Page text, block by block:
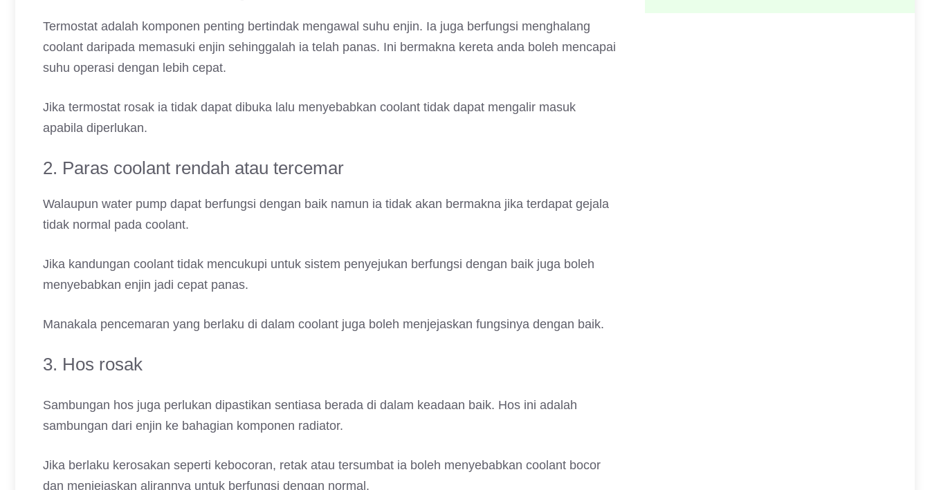
Termostat adalah komponen penting bertindak mengawal suhu enjin. Ia juga berfungsi menghalang
coolant daripada memasuki enjin sehinggalah ia telah panas. Ini bermakna kereta anda boleh mencapai
suhu operasi dengan lebih cepat.
Jika termostat rosak ia tidak dapat dibuka lalu menyebabkan coolant tidak dapat mengalir masuk
apabila diperlukan.
2. Paras coolant rendah atau tercemar
Walaupun water pump dapat berfungsi dengan baik namun ia tidak akan bermakna jika terdapat gejala
tidak normal pada coolant.
Jika kandungan coolant tidak mencukupi untuk sistem penyejukan berfungsi dengan baik juga boleh
menyebabkan enjin jadi cepat panas.
Manakala pencemaran yang berlaku di dalam coolant juga boleh menjejaskan fungsinya dengan baik.
3. Hos rosak
Sambungan hos juga perlukan dipastikan sentiasa berada di dalam keadaan baik. Hos ini adalah
sambungan dari enjin ke bahagian komponen radiator.
Jika berlaku kerosakan seperti kebocoran, retak atau tersumbat ia boleh menyebabkan coolant bocor
dan menjejaskan alirannya untuk berfungsi dengan normal.